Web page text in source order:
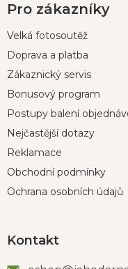
Pro zákazníky
Velká fotosoutěž
Doprava a platba
Zákaznický servis
Bonusový program
Postupy balení
Nejčastější dotazy
Reklamace
Obchodní podmínky
Ochrana osobních údajů
Kontakt